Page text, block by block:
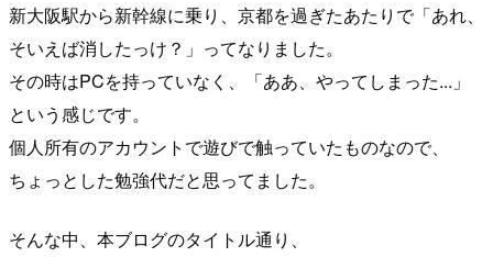
新大阪駅から新幹線に乗り、京都を過ぎたあたりで「あれ、
そいえば消したっけ？」ってなりました。
その時はPCを持っていなく、「ああ、やってしまった...」
という感じです。
個人所有のアカウントで遊びで触っていたものなので、
ちょっとした勉強代だと思ってました。
そんな中、本ブログのタイトル通り、